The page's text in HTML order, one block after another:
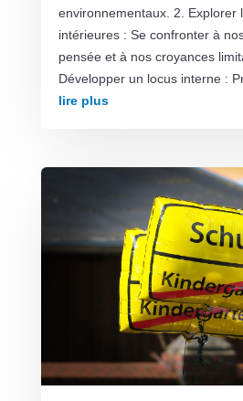
environnementaux. 2. Explorer
intérieures : Se confronter à
pensée et à nos croyances
Développer un locus interne :
lire plus